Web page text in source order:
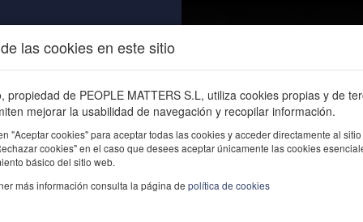
ÚNETE CONTACTO
las cookies en este sitio
propiedad de PEOPLE MATTERS S.L, utiliza cookies propias y de
mejorar la usabilidad de navegación y recopilar información.
"Aceptar cookies" para aceptar todas las cookies y acceder directamente al
cookies" en el caso que desees aceptar únicamente las cookies
básico del sitio web.
más información consulta la página de política de cookies